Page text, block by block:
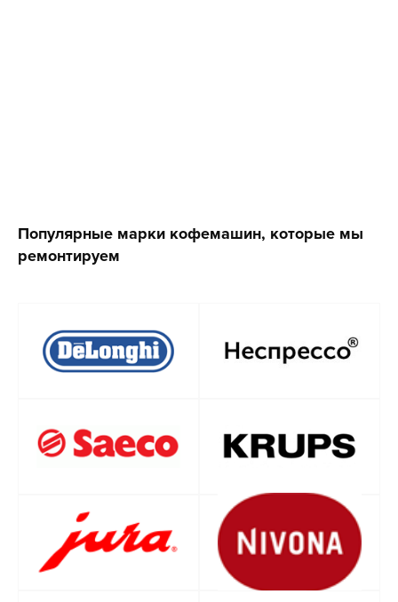
Популярные марки кофемашин, которые мы
ремонтируем